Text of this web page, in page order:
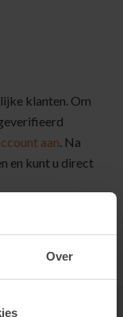
Over
klanten. Om
aan. Na
en kunt u direct